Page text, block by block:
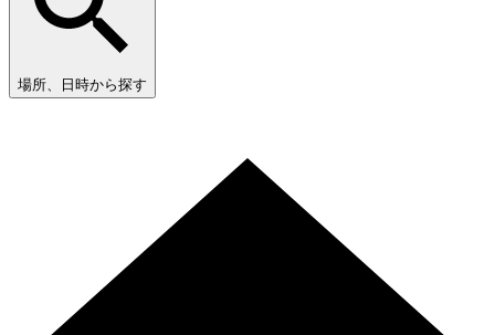
場所、日時から探す